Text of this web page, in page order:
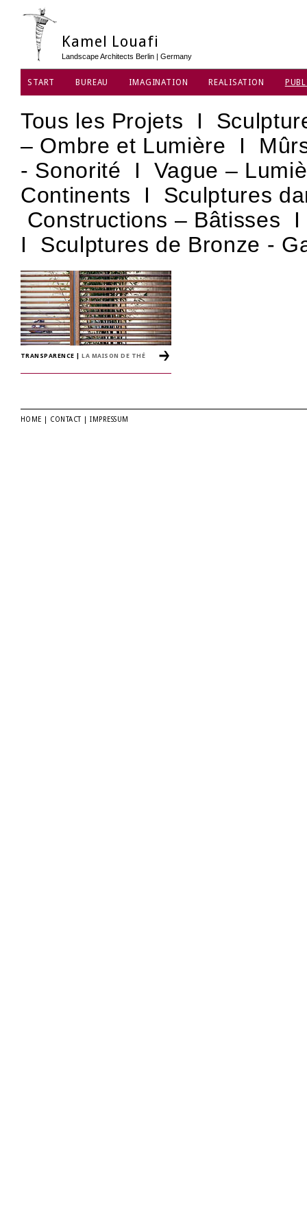
Kamel Louafi
Landscape Architects Berlin | Germany
START BUREAU IMAGINATION REALISATION
Tous les Projets I
– Ombre et Lumière I
- Sonorité I Vague –
Continents I Sculptures
Constructions – Bâtisses
I Sculptures de Bronze -
TRANSPARENCE |LA MAISON DE THÉ
HOME CONTACT |IMPRESSUM